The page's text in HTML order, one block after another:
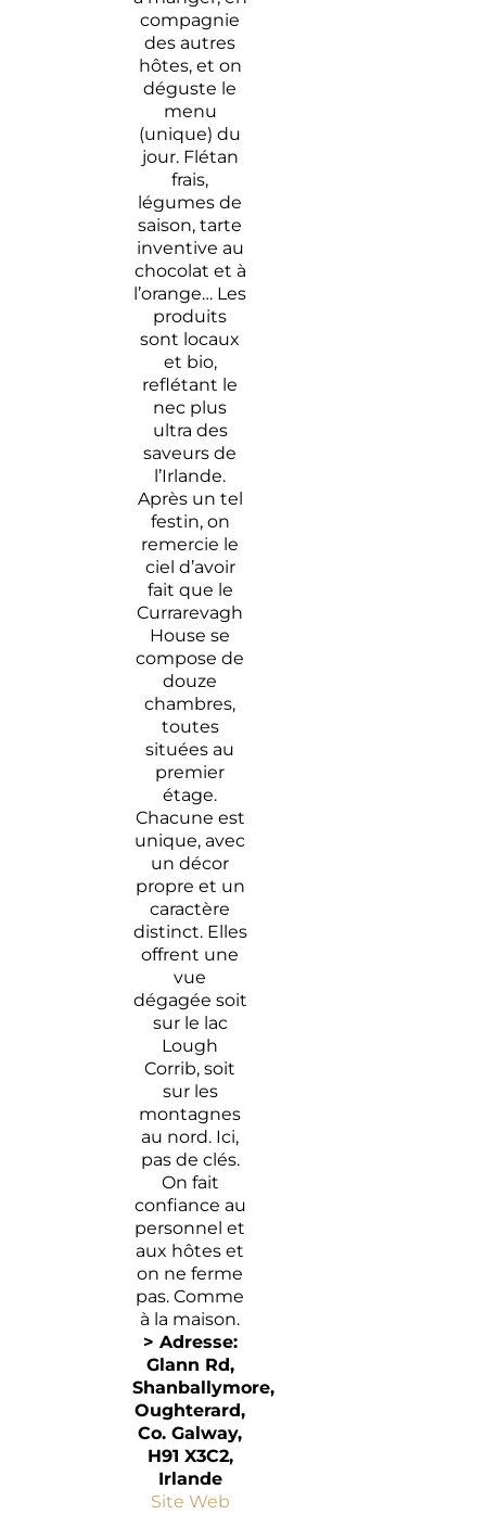
compagnie
des autres
hôtes, et on
déguste le
menu
(unique) du
jour. Flétan
frais,
légumes de
saison, tarte
inventive au
chocolat et à
l’orange… Les
produits
sont locaux
et bio,
reflétant le
nec plus
ultra des
saveurs de
l’Irlande.
Après un tel
festin, on
remercie le
ciel d’avoir
fait que le
Currarevagh
House se
compose de
douze
chambres,
toutes
situées au
premier
étage.
Chacune est
unique, avec
un décor
propre et un
caractère
distinct. Elles
offrent une
vue
dégagée soit
sur le lac
Lough
Corrib, soit
sur les
montagnes
au nord. Ici,
pas de clés.
On fait
confiance au
personnel et
aux hôtes et
on ne ferme
pas. Comme
à la maison.
> Adresse:
Glann Rd,
Shanballymore,
Oughterard,
Co.Galway,
H91 X3C2,
Irlande
Site Web